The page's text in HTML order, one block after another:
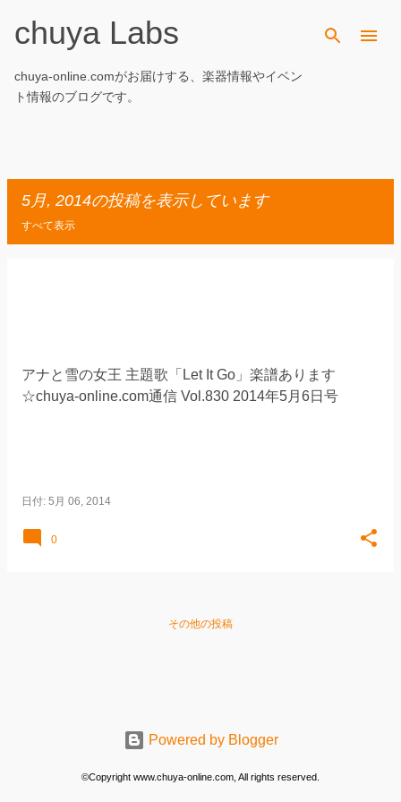
スキップしてメイン コンテンツに移動
chuya Labs
chuya-online.comがお届けする、楽器情報やイベン
ト情報のブログです。
5月, 2014の投稿を表示しています
すべて表示
アナと雪の女王 主題歌「Let It Go」楽譜あります
☆chuya-online.com通信 Vol.830 2014年5月6日号
日付: 5月 06, 2014
0
その他の投稿
Powered by Blogger
©Copyright www.chuya-online.com, All rights reserved.